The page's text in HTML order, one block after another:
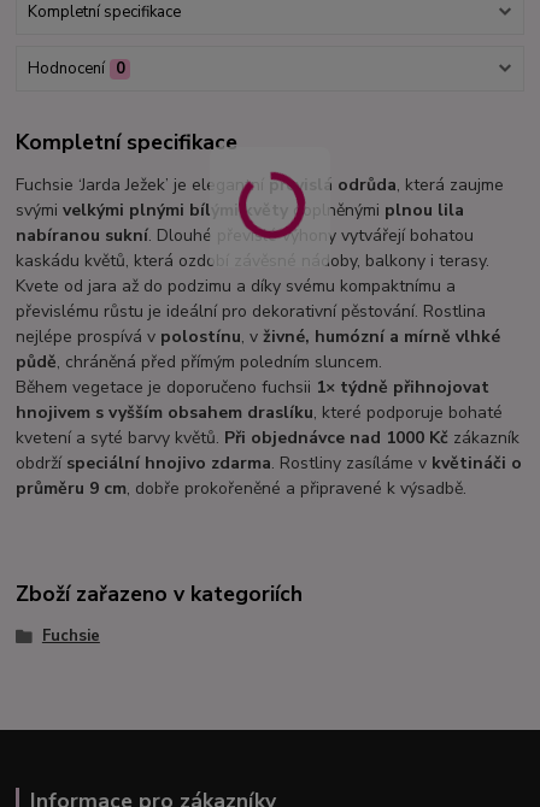
Kompletní specifikace
Hodnocení 0
Kompletní specifikace
Fuchsie ‘Jarda Ježek’ je elegantní převislá odrůda, která zaujme
svýmivelkými plnými bílými květy doplněnými plnou lila
nabíranou sukní. Dlouhé převislé výhony vytvářejí bohatou
kaskádu květů, která ozdobí závěsné nádoby, balkony i terasy.
Kvete od jara až do podzimu a díky svému kompaktnímu a
převislému růstu je ideální pro dekorativní pěstování. Rostlina
nejlépe prospívá v polostínu, vživné, humózní a mírně vlhké
půdě, chráněná před přímým poledním sluncem.
Během vegetace je doporučeno fuchsii 1× týdně přihnojovat
hnojivem s vyšším obsahem draslíku, které podporuje bohaté
kvetení a syté barvy květů. Při objednávce nad 1000 Kč zákazník
obdrží speciální hnojivo zdarma. Rostliny zasíláme v květináči o
průměru 9 cm, dobře prokořeněné a připravené k výsadbě.
Zboží zařazeno v kategoriích
Fuchsie